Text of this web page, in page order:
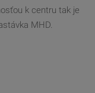
k centru tak je
MHD.